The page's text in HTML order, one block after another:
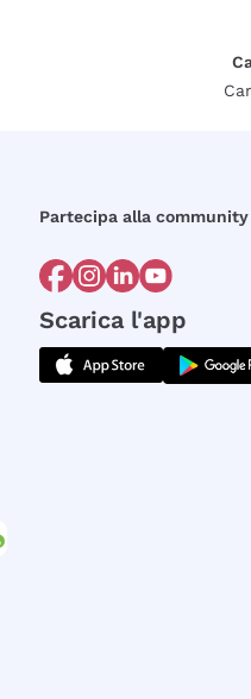
Partecipa alla community
Scarica l'app